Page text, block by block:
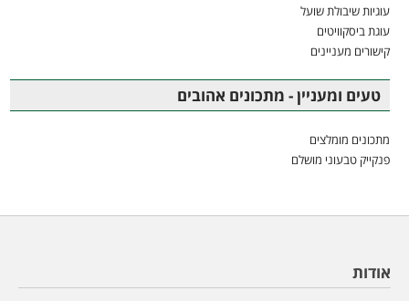
עוגיות שיבולת שועל
עוגת ביסקוויטים
קישורים מעניינים
טעים ומעניין - מתכונים אהובים
מתכונים מומלצים
פנקייק טבעוני מושלם
אודות